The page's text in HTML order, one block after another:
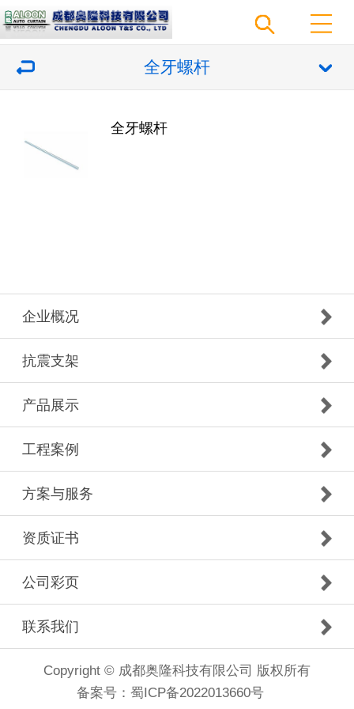
全牙螺杆
全牙螺杆
企业概况
抗震支架
产品展示
工程案例
方案与服务
资质证书
公司彩页
联系我们
Copyright © 成都奥隆科技有限公司 版权所有
备案号： 蜀ICP备2022013660号